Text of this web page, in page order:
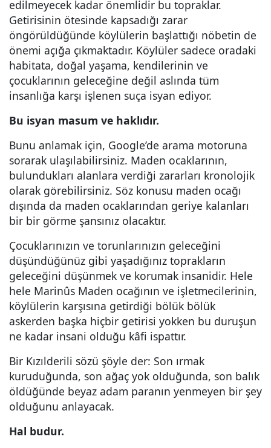
edilmeyecek kadar önemlidir bu topraklar.
Getirisinin ötesinde kapsadığı zarar
öngörüldüğünde köylülerin başlattığı nöbetin de
önemi açığa çıkmaktadır. Köylüler sadece oradaki
habitata, doğal yaşama, kendilerinin ve
çocuklarının geleceğine değil aslında tüm
insanlığa karşı işlenen suça isyan ediyor.
Bu isyan masum ve haklıdır.
Bunu anlamak için, Google’de arama motoruna
sorarak ulaşılabilirsiniz. Maden ocaklarının,
bulundukları alanlara verdiği zararları kronolojik
olarak görebilirsiniz. Söz konusu maden ocağı
dışında da maden ocaklarından geriye kalanları
bir bir görme şansınız olacaktır.
Çocuklarınızın ve torunlarınızın geleceğini
düşündüğünüz gibi yaşadığınız toprakların
geleceğini düşünmek ve korumak insanidir. Hele
hele Marinûs Maden ocağının ve işletmecilerinin,
köylülerin karşısına getirdiği bölük bölük
askerden başka hiçbir getirisi yokken bu duruşun
ne kadar insani olduğu kâfi ispattır.
Bir Kızılderili sözü şöyle der: Son ırmak
kuruduğunda, son ağaç yok olduğunda, son balık
öldüğünde beyaz adam paranın yenmeyen bir şey
olduğunu anlayacak.
Hal budur.